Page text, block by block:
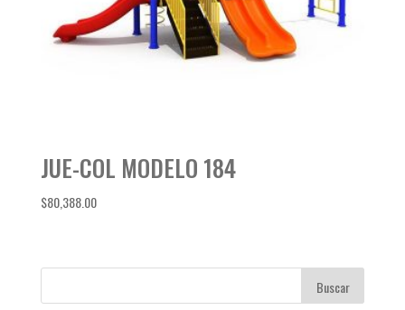
JUE-COL MODELO 184
$80,388.00